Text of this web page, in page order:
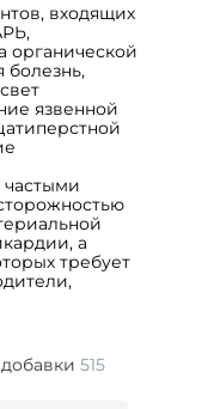
входящих
органической
болезнь,
язвенной
частыми
а
требует
515